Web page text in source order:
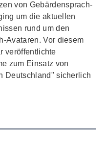
von Gebärdensprach-
um die aktuellen
rund um den
Avataren. Vor diesem
veröffentlichte
zum Einsatz von
Deutschland" sicherlich